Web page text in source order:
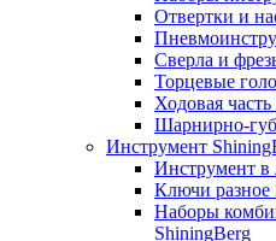
Отвертки и
Сверла и
Торцевые
Ходовая часть
Шарнирно-
Инструмент
Инструмент в
Ключи разное
Наборы
ShiningBerg